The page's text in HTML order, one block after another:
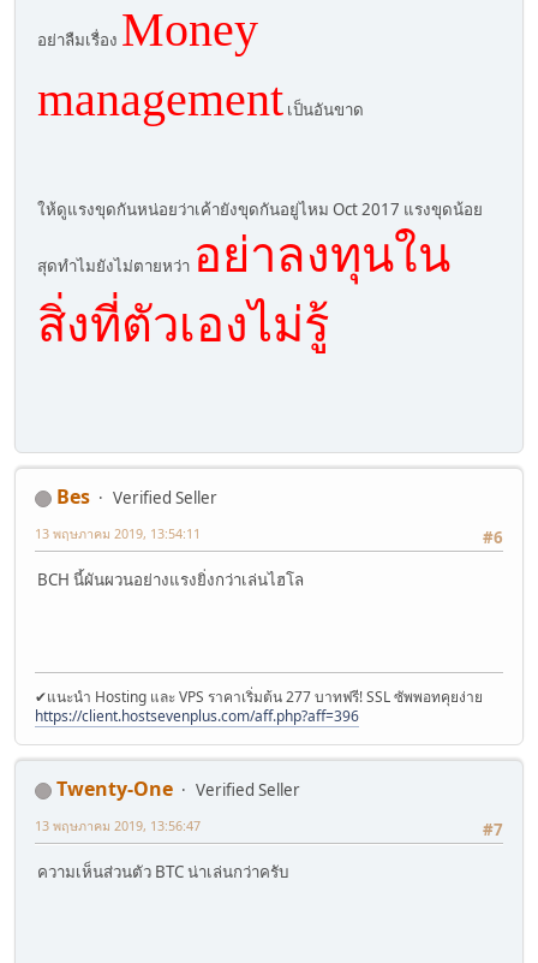
อย่าลืมเรื่อง Money
management เป็นอันขาด
ให้ดูแรงขุดกันหน่อยว่าเค้ายังขุดกันอยู่ไหม Oct 2017 แรงขุดน้อย
สุดทำไมยังไม่ตายหว่า อย่าลงทุนใน
สิ่งที่ตัวเองไม่รู้
Bes
Verified Seller
#6
13 พฤษภาคม 2019, 13:54:11
BCH นี้ผันผวนอย่างแรงยิ่งกว่าเล่นไฮโล
✔แนะนำ Hosting และ VPS ราคาเริ่มต้น 277 บาทฟรี! SSL ซัพพอทคุยง่าย
https://client.hostsevenplus.com/aff.php?aff=396
Twenty-One
Verified Seller
#7
13 พฤษภาคม 2019, 13:56:47
ความเห็นส่วนตัว BTC น่าเล่นกว่าครับ